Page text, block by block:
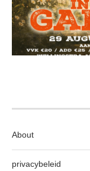
About
privacybeleid